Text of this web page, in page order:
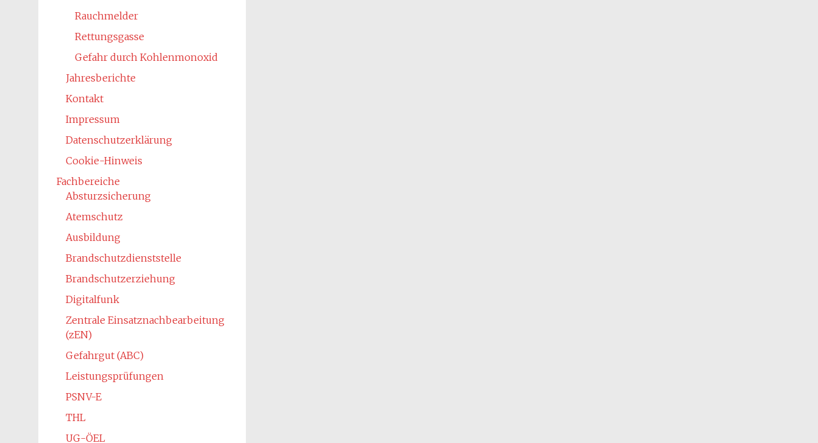
Rauchmelder
Rettungsgasse
Gefahr durch Kohlenmonoxid
Jahresberichte
Kontakt
Impressum
Datenschutzerklärung
Cookie-Hinweis
Fachbereiche
Absturzsicherung
Atemschutz
Ausbildung
Brandschutzdienststelle
Brandschutzerziehung
Digitalfunk
Zentrale Einsatznachbearbeitung
(zEN)
Gefahrgut (ABC)
Leistungsprüfungen
PSNV-E
THL
UG-ÖEL